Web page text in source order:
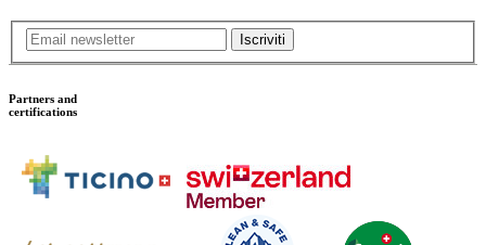
Iscriviti
Partners and
certifications